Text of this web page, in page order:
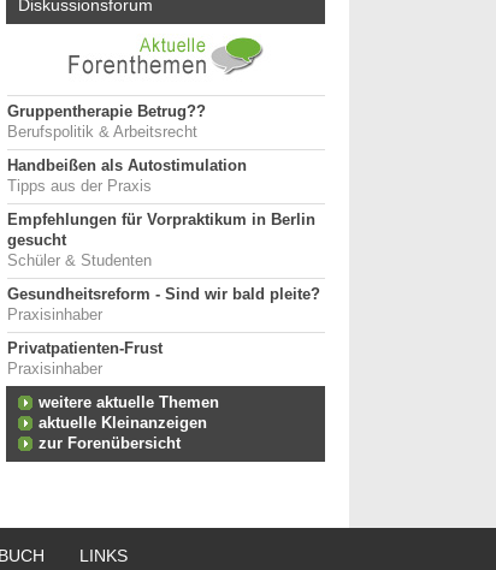
Diskussionsforum
Gruppentherapie Betrug??
Berufspolitik & Arbeitsrecht
Handbeißen als Autostimulation
Tipps aus der Praxis
Empfehlungen für Vorpraktikum in Berlin
gesucht
Schüler & Studenten
Gesundheitsreform - Sind wir bald pleite?
Praxisinhaber
Privatpatienten-Frust
Praxisinhaber
weitere aktuelle Themen
aktuelle Kleinanzeigen
zur Forenübersicht
LINKS